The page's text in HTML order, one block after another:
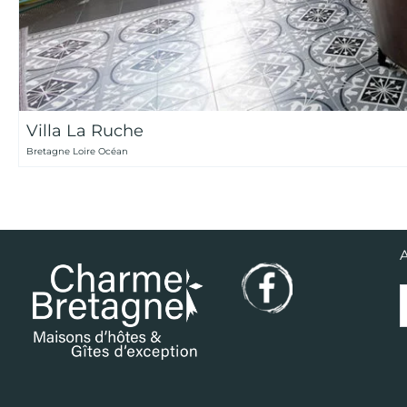
Villa La Ruche
Bretagne Loire Océan